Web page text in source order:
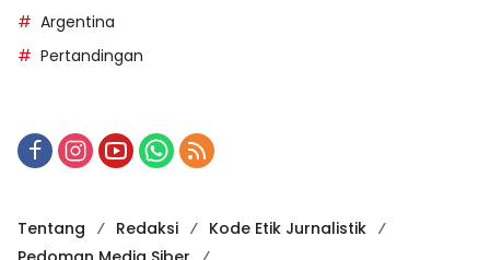
Argentina
Pertandingan
Tentang Redaksi
Kode Etik Jurnalistik